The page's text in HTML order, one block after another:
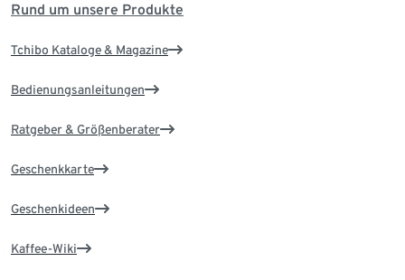
Rund um unsere Produkte
Tchibo Kataloge & Magazine
Bedienungsanleitungen
Ratgeber & Größenberater
Geschenkkarte
Geschenkideen
Kaffee-Wiki